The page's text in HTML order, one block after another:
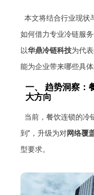
本文将结合行业现状
如何借力专业冷链服
以华鼎冷链科技为代
能为企业带来哪些具体
一、 趋势洞察：
大方向
当前，餐饮连锁的冷
到”，升级为对网络覆
型要求。